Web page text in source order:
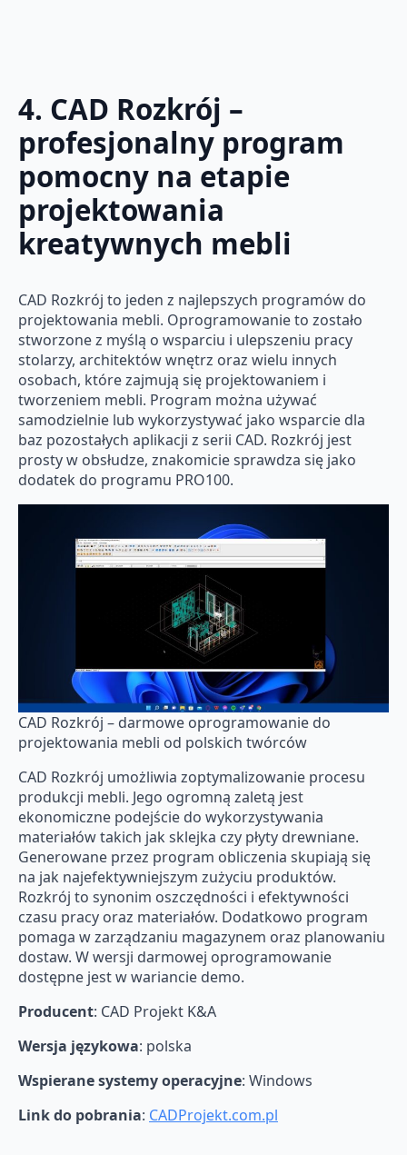
4. CAD Rozkrój –
profesjonalny program
pomocny na etapie
projektowania
kreatywnych mebli
CAD Rozkrój to jeden z najlepszych programów do
projektowania mebli. Oprogramowanie to zostało
stworzone z myślą o wsparciu i ulepszeniu pracy
stolarzy, architektów wnętrz oraz wielu innych
osobach, które zajmują się projektowaniem i
tworzeniem mebli. Program można używać
samodzielnie lub wykorzystywać jako wsparcie dla
baz pozostałych aplikacji z serii CAD. Rozkrój jest
prosty w obsłudze, znakomicie sprawdza się jako
dodatek do programu PRO100.
CAD Rozkrój – darmowe oprogramowanie do
projektowania mebli od polskich twórców
CAD Rozkrój umożliwia zoptymalizowanie procesu
produkcji mebli. Jego ogromną zaletą jest
ekonomiczne podejście do wykorzystywania
materiałów takich jak sklejka czy płyty drewniane.
Generowane przez program obliczenia skupiają się
na jak najefektywniejszym zużyciu produktów.
Rozkrój to synonim oszczędności i efektywności
czasu pracy oraz materiałów. Dodatkowo program
pomaga w zarządzaniu magazynem oraz planowaniu
dostaw. W wersji darmowej oprogramowanie
dostępne jest w wariancie demo.
Producent: CAD Projekt K&A
Wersja językowa: polska
Wspierane systemy operacyjne: Windows
Link do pobrania: CADProjekt.com.pl